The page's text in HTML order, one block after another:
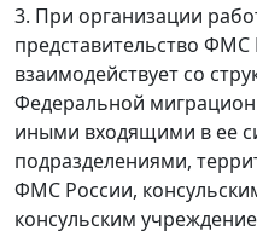
3. При организации
представительство
взаимодействует со
Федеральной
иными входящими в ее
подразделениями,
ФМС России,
консульским